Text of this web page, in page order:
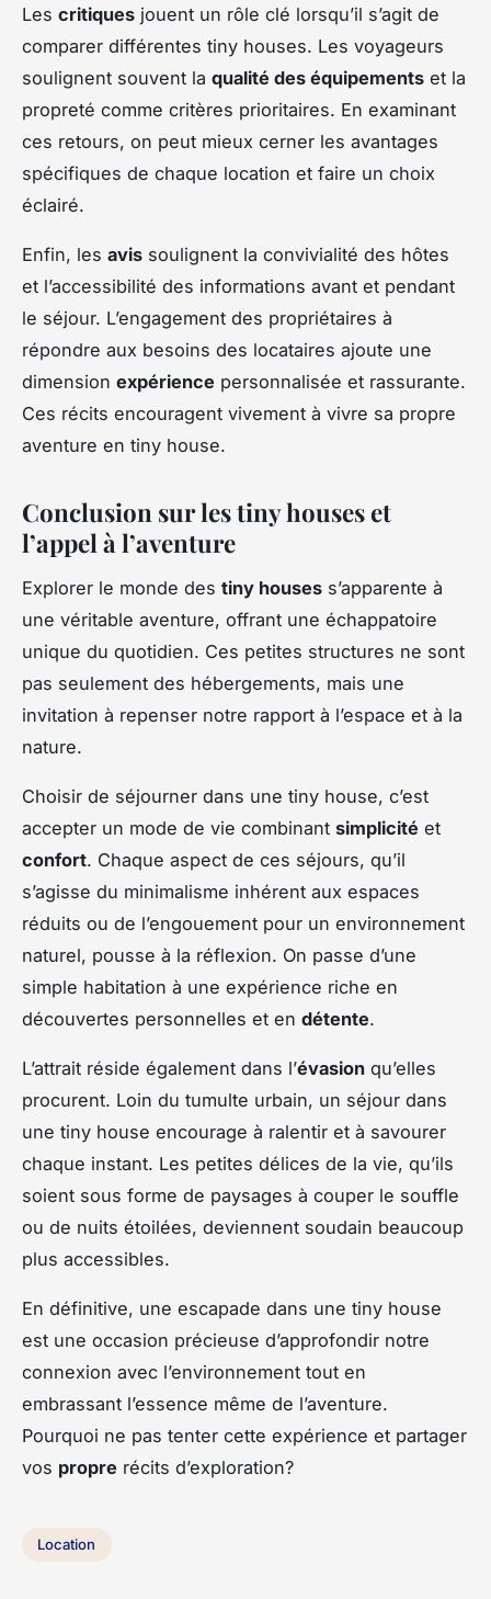
Les critiques jouent un rôle clé lorsqu’il s’agit de
comparer différentes tiny houses. Les voyageurs
soulignent souvent la qualité des équipements et la
propreté comme critères prioritaires. En examinant
ces retours, on peut mieux cerner les avantages
spécifiques de chaque location et faire un choix
éclairé.
Enfin, les avis soulignent la convivialité des hôtes
et l’accessibilité des informations avant et pendant
le séjour. L’engagement des propriétaires à
répondre aux besoins des locataires ajoute une
dimension expérience personnalisée et rassurante.
Ces récits encouragent vivement à vivre sa propre
aventure en tiny house.
Conclusion sur les tiny houses et
l’appel à l’aventure
Explorer le monde des tiny houses s’apparente à
une véritable aventure, offrant une échappatoire
unique du quotidien. Ces petites structures ne sont
pas seulement des hébergements, mais une
invitation à repenser notre rapport à l’espace et à la
nature.
Choisir de séjourner dans une tiny house, c’est
accepter un mode de vie combinant simplicité et
confort. Chaque aspect de ces séjours, qu’il
s’agisse du minimalisme inhérent aux espaces
réduits ou de l’engouement pour un environnement
naturel, pousse à la réflexion. On passe d’une
simple habitation à une expérience riche en
découvertes personnelles et en détente.
L’attrait réside également dans l’évasion qu’elles
procurent. Loin du tumulte urbain, un séjour dans
une tiny house encourage à ralentir et à savourer
chaque instant. Les petites délices de la vie, qu’ils
soient sous forme de paysages à couper le souffle
ou de nuits étoilées, deviennent soudain beaucoup
plus accessibles.
En définitive, une escapade dans une tiny house
est une occasion précieuse d’approfondir notre
connexion avec l’environnement tout en
embrassant l’essence même de l’aventure.
Pourquoi ne pas tenter cette expérience et partager
vos propre récits d’exploration?
Location